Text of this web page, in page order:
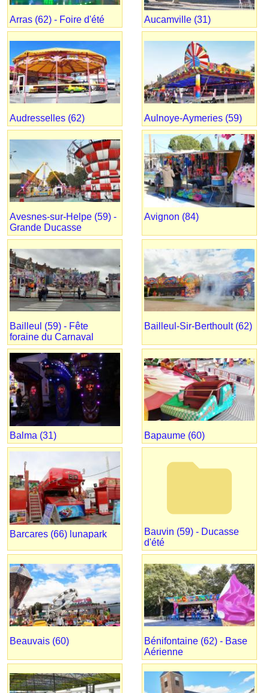
Arras (62) - Foire d'été Aucamville (31)
Audresselles (62) Aulnoye-Aymeries (59)
Avesnes-sur-Helpe (59) -
Grande Ducasse
Avignon (84)
Bailleul (59) - Fête
foraine du Carnaval
Bailleul-Sir-Berthoult (62)
Balma (31) Bapaume (60)
Barcares (66) lunapark
folder
Bauvin (59) - Ducasse
d'été
Beauvais (60)
Bénifontaine (62) - Base
Aérienne